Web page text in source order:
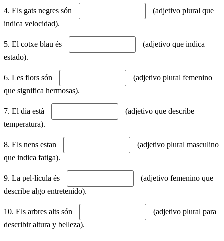
4. Els gats negres són
(adjetivo plural que
indica velocidad).
5. El cotxe blau és
(adjetivo que indica
estado).
6. Les flors són
(adjetivo plural femenino
que significa hermosas).
7. El dia està
(adjetivo que describe
temperatura).
8. Els nens estan
(adjetivo plural masculino
que indica fatiga).
9. La pel·lícula és
(adjetivo femenino que
describe algo entretenido).
10. Els arbres alts són
(adjetivo plural para
describir altura y belleza).